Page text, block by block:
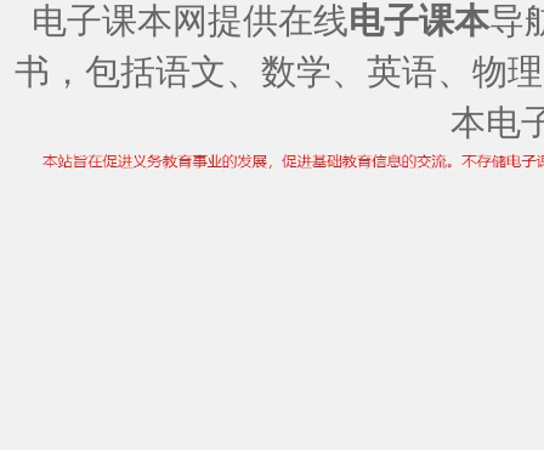
电子课本网提供在线电子课本导
书，包括语文、数学、英语、物
本电